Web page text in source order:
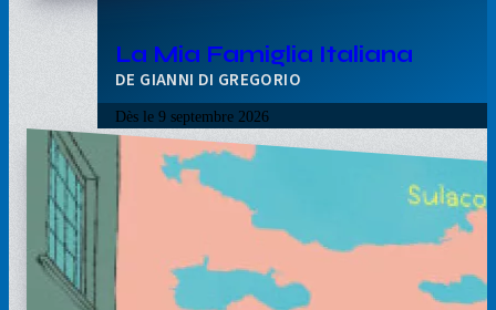
La Mia Famiglia Italiana
GIANNI DI GREGORIO
Dès le 9 septembre 2026